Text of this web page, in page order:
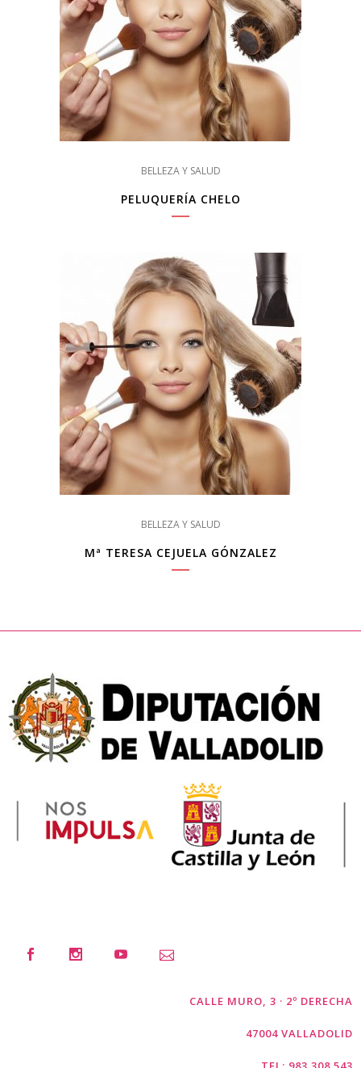
BELLEZA Y SALUD
PELUQUERÍA CHELO
BELLEZA Y SALUD
Mª TERESA CEJUELA GÓNZALEZ
CALLE MURO, 3 · 2º DERECHA
47004 VALLADOLID